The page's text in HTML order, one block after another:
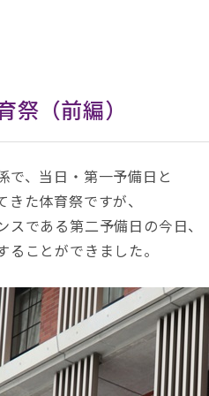
祭（前編）
で、当日・第一予備日と
きた体育祭ですが、
スである第二予備日の今日、
ることができました。